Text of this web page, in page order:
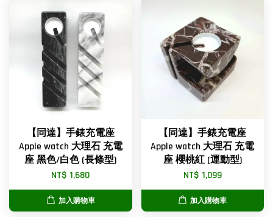
【同達】手錶充電座
Apple watch 大理石 充電
座 黑色/白色 (長條型)
NT$ 1,680
加入購物車
【同達】手錶充電座
Apple watch 大理石 充電
座 櫻桃紅 (運動型)
NT$ 1,099
加入購物車